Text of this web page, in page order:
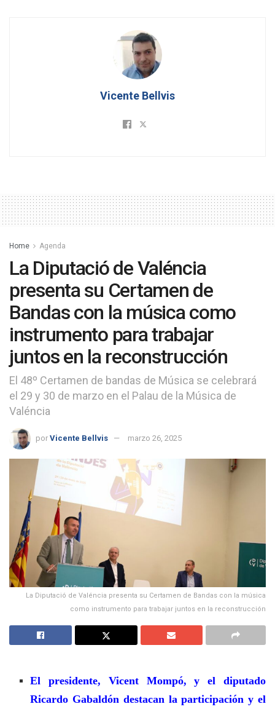
Vicente Bellvis
Home Agenda
La Diputació de Valéncia
presenta su Certamen de
Bandas con la música como
instrumento para trabajar
juntos en la reconstrucción
El 48º Certamen de bandas de Música se celebrará
el 29 y 30 de marzo en el Palau de la Música de
Valéncia
por Vicente Bellvis marzo 26, 2025
La Diputació de Valéncia presenta su Certamen de Bandas con la música
como instrumento para trabajar juntos en la reconstrucción
El presidente, Vicent Mompó, y el diputado
Ricardo Gabaldón destacan la participación y el